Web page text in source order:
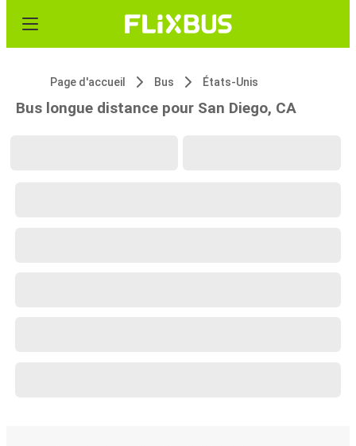
Page d'accueil Bus États-Unis
Bus longue distance pour San Diego, CA